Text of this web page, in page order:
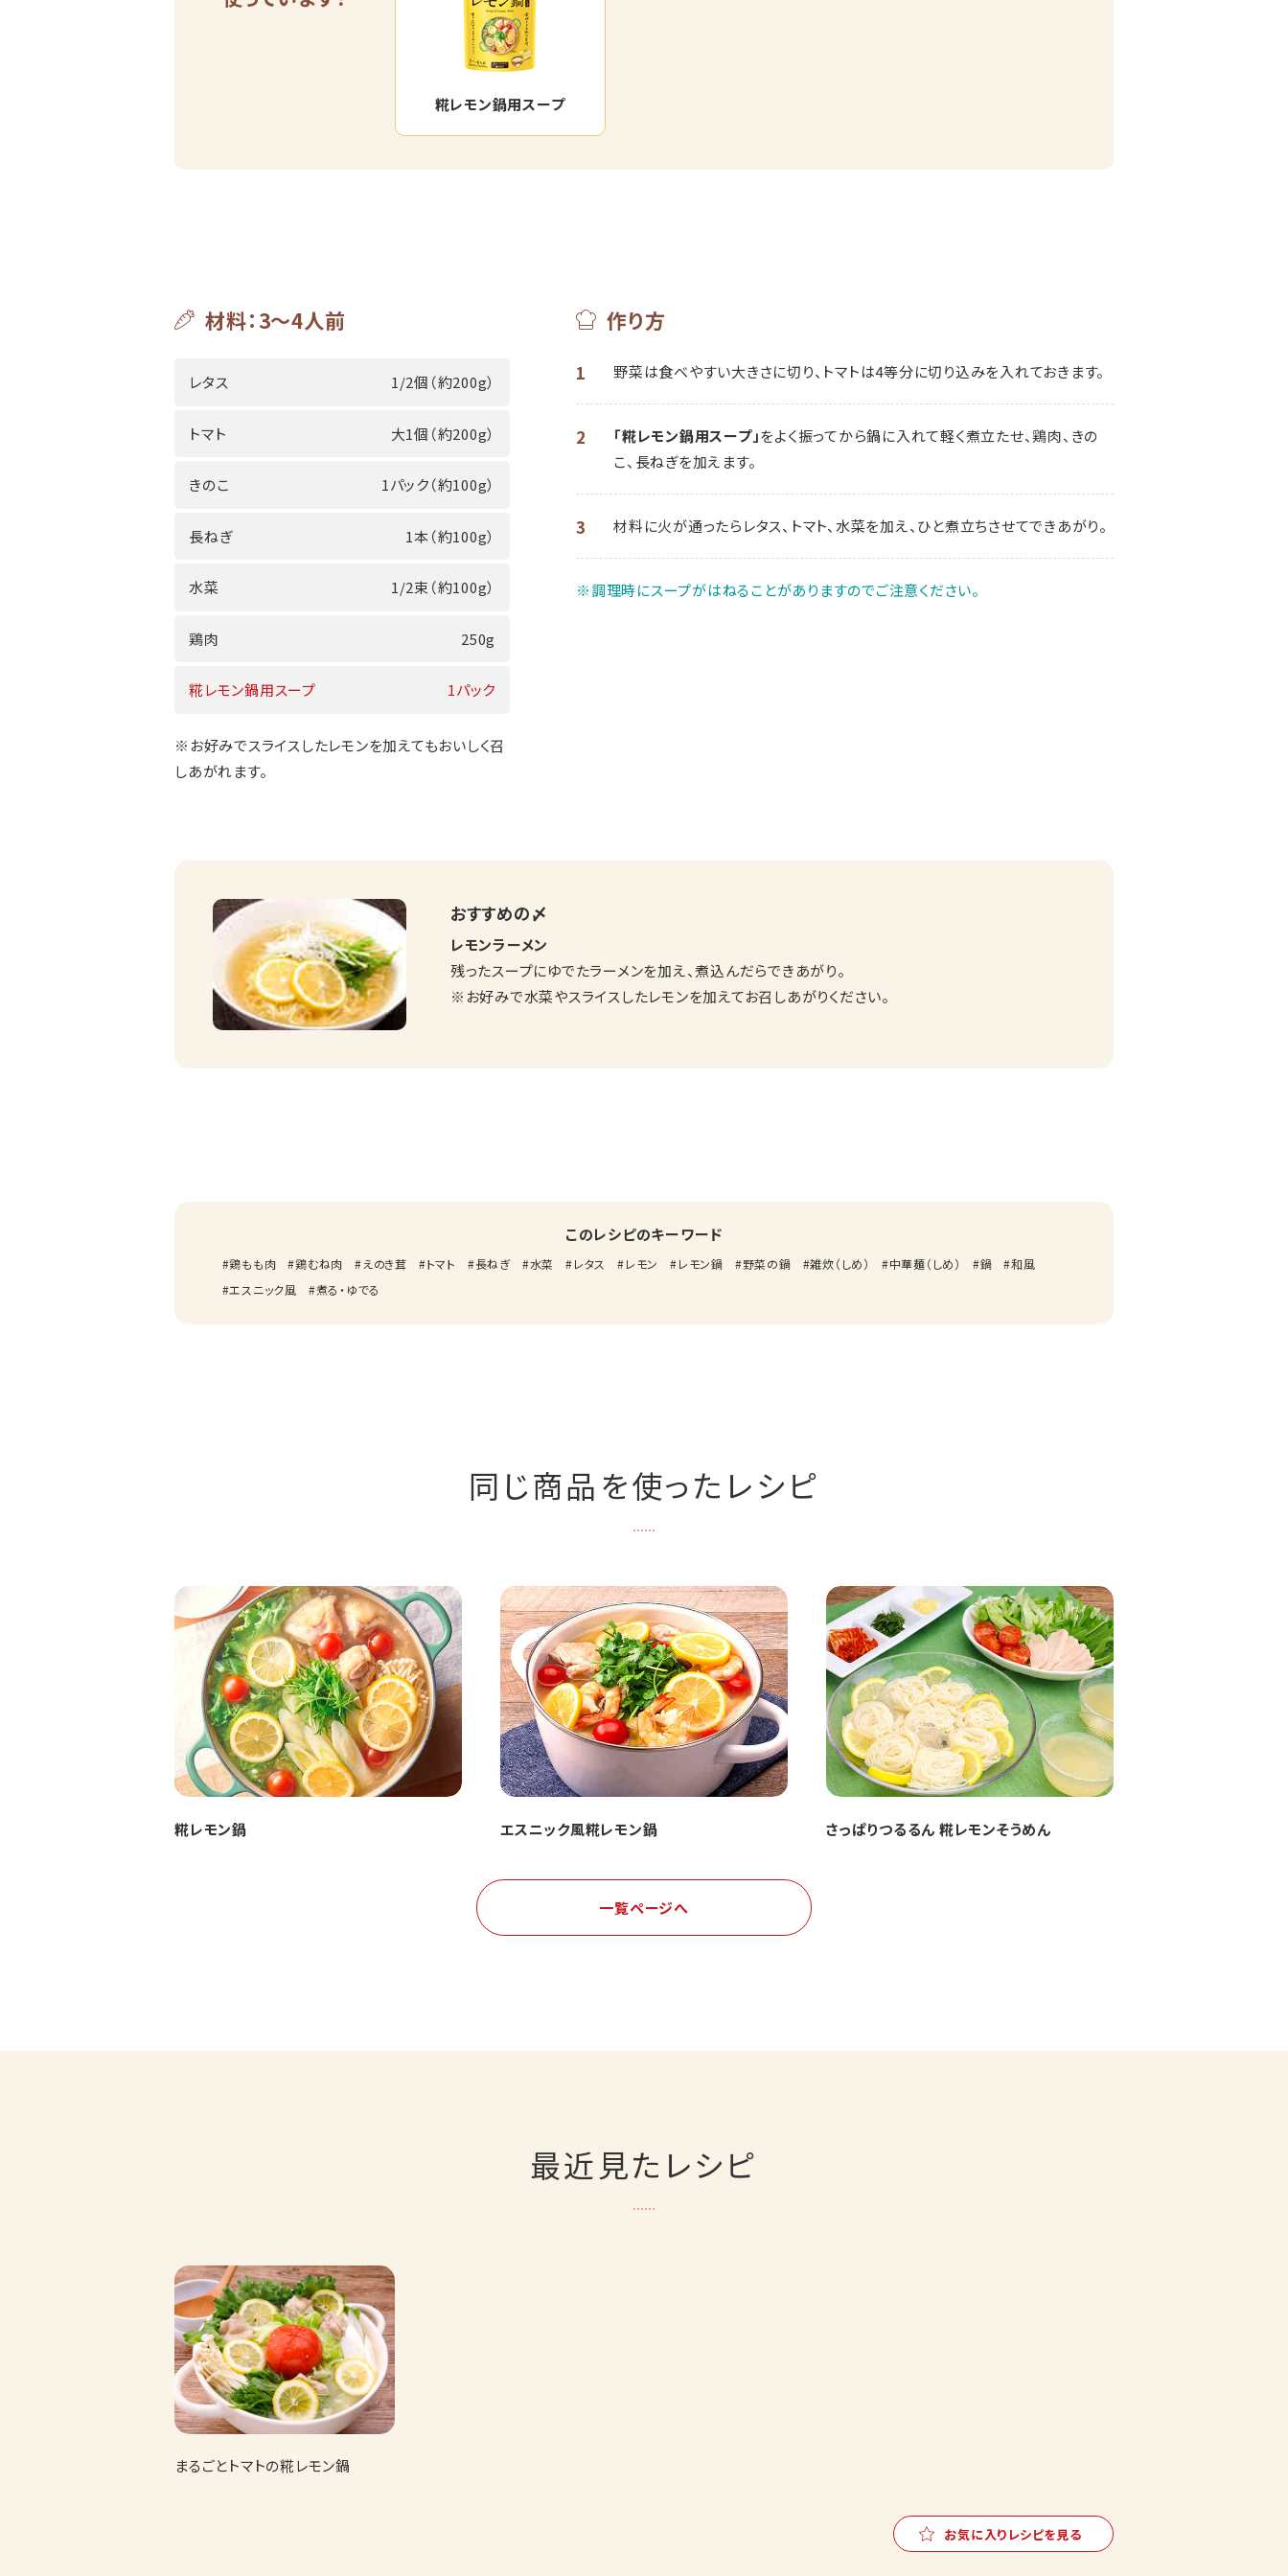
糀レモン鍋用スープ
材料：3～4人前
レタス 1/2個（約200g）
トマト 大1個（約200g）
きのこ 1パック（約100g）
長ねぎ 1本（約100g）
水菜 1/2束（約100g）
鶏肉 250g
糀レモン鍋用スープ 1パック
※お好みでスライスしたレモンを加えてもおいしく召
しあがれます。
作り方
1 野菜は食べやすい大きさに切り、トマトは4等分に切り込みを入れておきます。
2 「糀レモン鍋用スープ」をよく振ってから鍋に入れて軽く煮立たせ、鶏肉、きの
こ、長ねぎを加えます。
3 材料に火が通ったらレタス、トマト、水菜を加え、ひと煮立ちさせてできあがり。
※調理時にスープがはねることがありますのでご注意ください。
おすすめの〆
レモンラーメン
残ったスープにゆでたラーメンを加え、煮込んだらできあがり。
※お好みで水菜やスライスしたレモンを加えてお召しあがりください。
このレシピのキーワード
鶏もも肉 鶏むね肉 えのき茸 トマト 長ねぎ 水菜 レタス レモン レモン鍋 野菜の鍋 雑炊（しめ） 中華麺（しめ） 鍋
和風
エスニック風
煮る・ゆでる
同じ商品を使ったレシピ
糀レモン鍋 エスニック風糀レモン鍋 さっぱりつるるん 糀レモンそうめん
一覧ページへ
最近見たレシピ
まるごとトマトの糀レモン鍋
お気に入りレシピを見る